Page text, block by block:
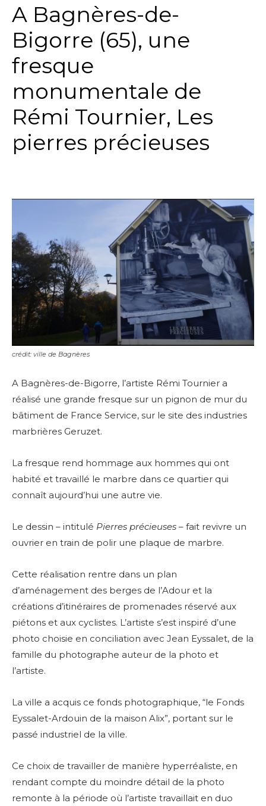
A Bagnères-de-
Bigorre (65), une
fresque
monumentale de
Rémi Tournier, Les
pierres précieuses
crédit: ville de Bagnères
A Bagnères-de-Bigorre, l’artiste Rémi Tournier a
réalisé une grande fresque sur un pignon de mur du
bâtiment de France Service, sur le site des industries
marbrières Geruzet.
La fresque rend hommage aux hommes qui ont
habité et travaillé le marbre dans ce quartier qui
connaît aujourd’hui une autre vie.
Le dessin – intitulé Pierres précieuses – fait revivre un
ouvrier en train de polir une plaque de marbre.
Cette réalisation rentre dans un plan
d’aménagement des berges de l’Adour et la
créations d’itinéraires de promenades réservé aux
piétons et aux cyclistes. L’artiste s’est inspiré d’une
photo choisie en conciliation avec Jean Eyssalet, de la
famille du photographe auteur de la photo et
l’artiste.
La ville a acquis ce fonds photographique, “le Fonds
Eyssalet-Ardouin de la maison Alix”, portant sur le
passé industriel de la ville.
Ce choix de travailler de manière hyperréaliste, en
rendant compte du moindre détail de la photo
remonte à la période où l’artiste travaillait en duo